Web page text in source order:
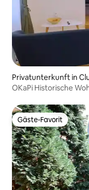
Privatunterkunft in
OKaPi Historische
Gäste-Favorit
Gäste-Favorit